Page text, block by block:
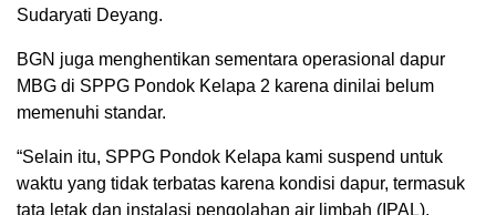
Sudaryati Deyang.
BGN juga menghentikan sementara operasional dapur
MBG di SPPG Pondok Kelapa 2 karena dinilai belum
memenuhi standar.
“Selain itu, SPPG Pondok Kelapa kami suspend untuk
waktu yang tidak terbatas karena kondisi dapur, termasuk
tata letak dan instalasi pengolahan air limbah (IPAL),